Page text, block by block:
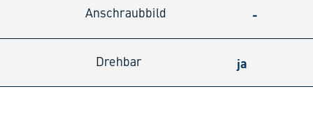
Anschraubbild -
Drehbar ja